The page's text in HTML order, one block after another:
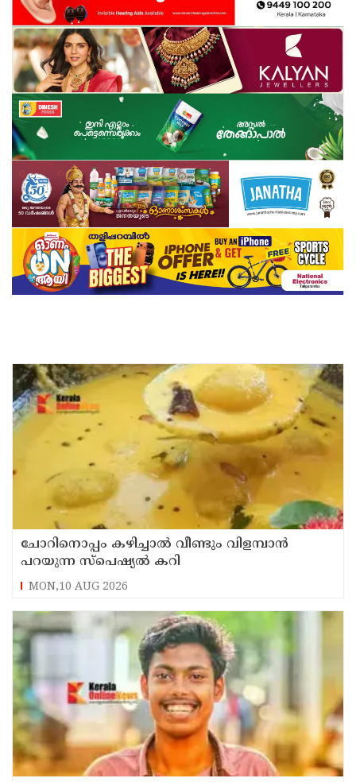
ചോറിനൊപ്പം കഴിച്ചാൽ വീണ്ടും വിളമ്പാൻ
പറയുന്ന സ്പെഷ്യൽ കറി
MON,10 AUG 2026